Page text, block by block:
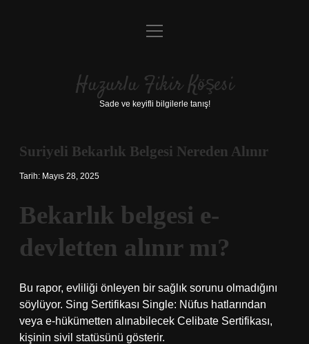
Anasayfa
Yasal Uyarı
menüyü
Huzurlu Fikir Köşesi
Sade ve keyifli bilgilerle tanış!
Suriyeli Bekarlık Belgesi Nereden Alınır
Tarih: Mayıs 28, 2025
Bekarlık belgesi e-
devletten alınır mı?
Bu rapor, evliliği önleyen bir sağlık sorunu olmadığını
söylüyor. Sing Sertifikası Single: Nüfus hatlarından
veya e-hükümetten alınabilecek Celibate Sertifikası,
kişinin sivil statüsünü gösterir.